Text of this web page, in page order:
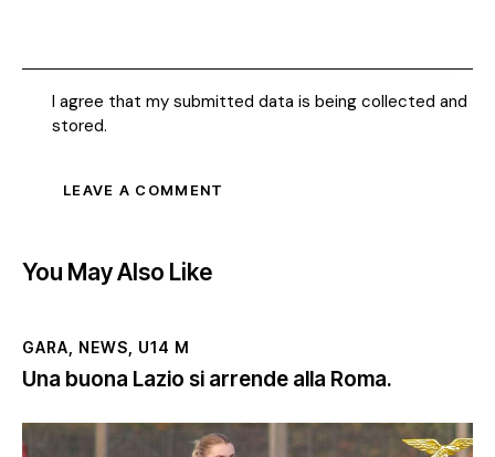
I agree that my submitted data is being collected and
stored.
You May Also Like
GARA NEWS U14 M
Una buona Lazio si arrende alla Roma.